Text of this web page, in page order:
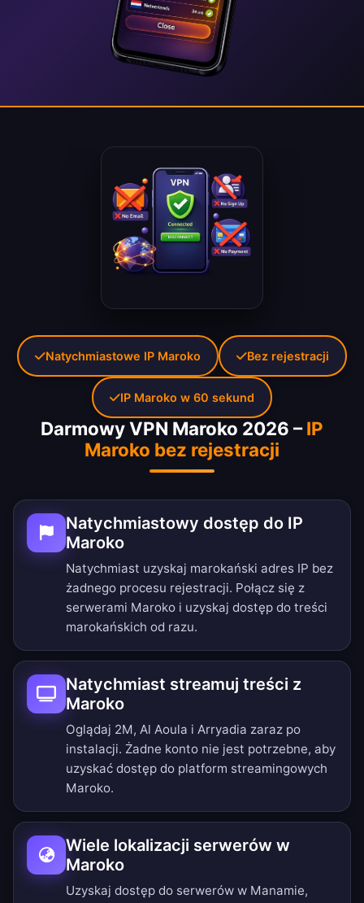
Darmowy VPN Maroko 2026 –IP
Maroko bez rejestracji
Natychmiastowy dostęp do IP
Maroko
Natychmiast uzyskaj marokański adres IP bez
żadnego procesu rejestracji. Połącz się z
serwerami Maroko i uzyskaj dostęp do treści
marokańskich od razu.
Natychmiast streamuj treści z
Maroko
Oglądaj 2M, Al Aoula i Arryadia zaraz po
instalacji. Żadne konto nie jest potrzebne, aby
uzyskać dostęp do platform streamingowych
Maroko.
Wiele lokalizacji serwerów w
Maroko
Uzyskaj dostęp do serwerów w Manamie,
Natychmiastowe IP Maroko Bez rejestracji
IP Maroko w 60 sekund